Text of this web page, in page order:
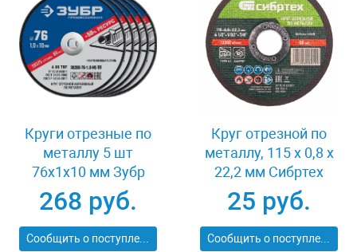
Круги отрезные по
металлу 5 шт
76x1x10 мм Зубр
36200-76-1.0-H5_z03
268 руб.
Сообщить о поступлении
Круг отрезной по
металлу, 115 х 0,8 х
22,2 мм Сибртех
743307
25 руб.
Сообщить о поступлении